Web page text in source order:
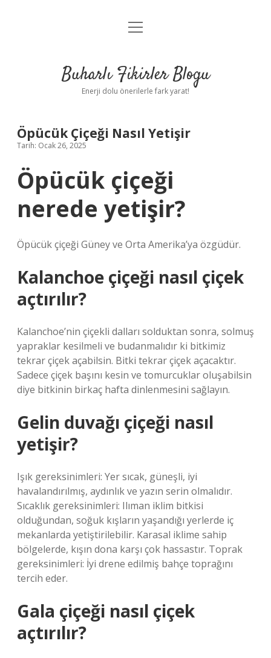
Anasayfa
Yasal Uyarı
menüyü
Buharlı Fikirler Blogu
Enerji dolu önerilerle fark yarat!
Öpücük Çiçeği Nasıl Yetişir
Tarih: Ocak 26, 2025
Öpücük çiçeği
nerede yetişir?
Öpücük çiçeği Güney ve Orta Amerika’ya özgüdür.
Kalanchoe çiçeği nasıl çiçek
açtırılır?
Kalanchoe’nin çiçekli dalları solduktan sonra, solmuş
yapraklar kesilmeli ve budanmalıdır ki bitkimiz
tekrar çiçek açabilsin. Bitki tekrar çiçek açacaktır.
Sadece çiçek başını kesin ve tomurcuklar oluşabilsin
diye bitkinin birkaç hafta dinlenmesini sağlayın.
Gelin duvağı çiçeği nasıl
yetişir?
Işık gereksinimleri: Yer sıcak, güneşli, iyi
havalandırılmış, aydınlık ve yazın serin olmalıdır.
Sıcaklık gereksinimleri: Ilıman iklim bitkisi
olduğundan, soğuk kışların yaşandığı yerlerde iç
mekanlarda yetiştirilebilir. Karasal iklime sahip
bölgelerde, kışın dona karşı çok hassastır. Toprak
gereksinimleri: İyi drene edilmiş bahçe toprağını
tercih eder.
Gala çiçeği nasıl çiçek
açtırılır?